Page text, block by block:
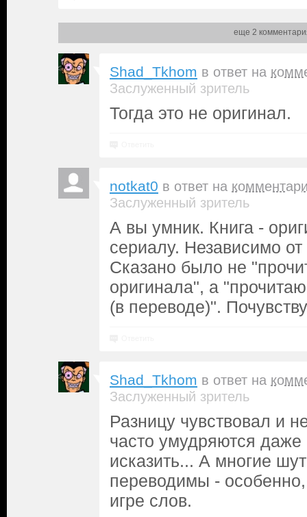
еще 2
Shad_Tkhom в ответ на
Заслуженный зритель
Тогда это не оригинал.
notkat0 в ответ на
Заслуженный зритель
А вы умник. Книга -
сериалу. Независимо
Сказано было не
оригинала", а
(в переводе)".
Shad_Tkhom в ответ на
Заслуженный зритель
Разницу чувствовал и
часто умудряются даже
исказить... А многие
переводимы -
игре слов.